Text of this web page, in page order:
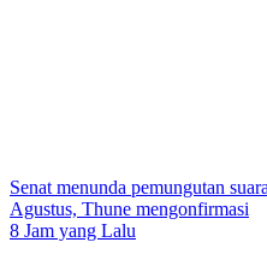
Senat menunda pemungutan
Agustus, Thune mengonfirmasi
8 Jam yang Lalu